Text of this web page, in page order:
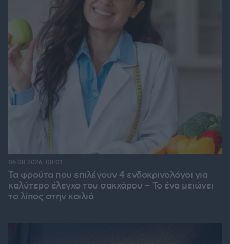
Τα φρούτα που επιλέγουν 4 ενδοκρινολόγοι για
καλύτερο έλεγχο του σακχάρου – Το ένα μειώνει
το λίπος στην κοιλιά
06.08.2026, 08:01